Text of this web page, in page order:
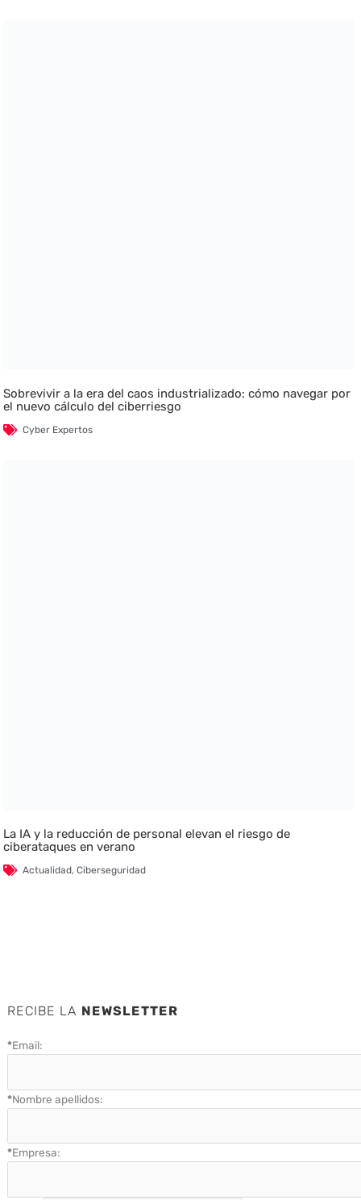
Sobrevivir a la era del caos industrializado: cómo navegar por
el nuevo cálculo del ciberriesgo
Cyber Expertos
La IA y la reducción de personal elevan el riesgo de
ciberataques en verano
Actualidad,Ciberseguridad
RECIBE LA NEWSLETTER
*Email:
*Nombre apellidos:
*Empresa: